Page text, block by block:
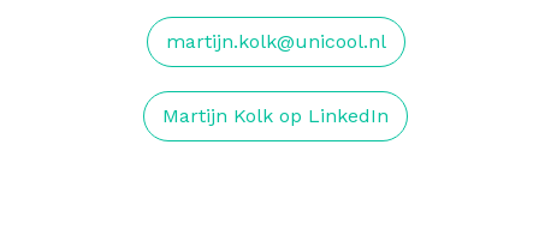
martijn.kolk@unicool.nl
Martijn Kolk op LinkedIn